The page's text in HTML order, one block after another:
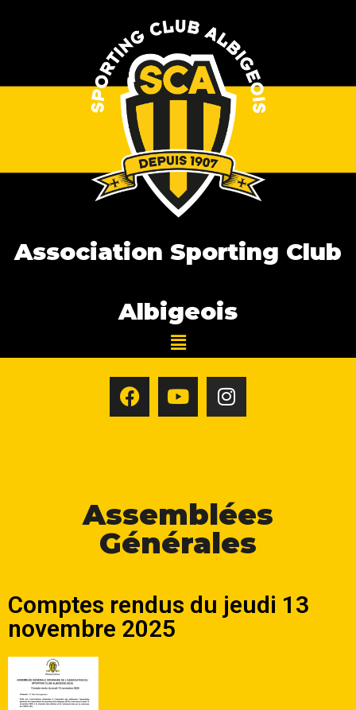
Association Sporting Club
Albigeois
Assemblées
Générales
Comptes rendus du jeudi 13
novembre 2025